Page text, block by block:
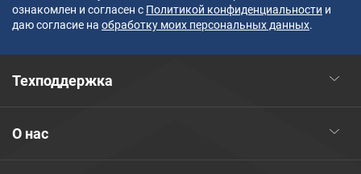
ознакомлен и согласен с Политикой конфиденциальности и
даю согласие на обработку моих персональных данных.
О нас
Техподдержка